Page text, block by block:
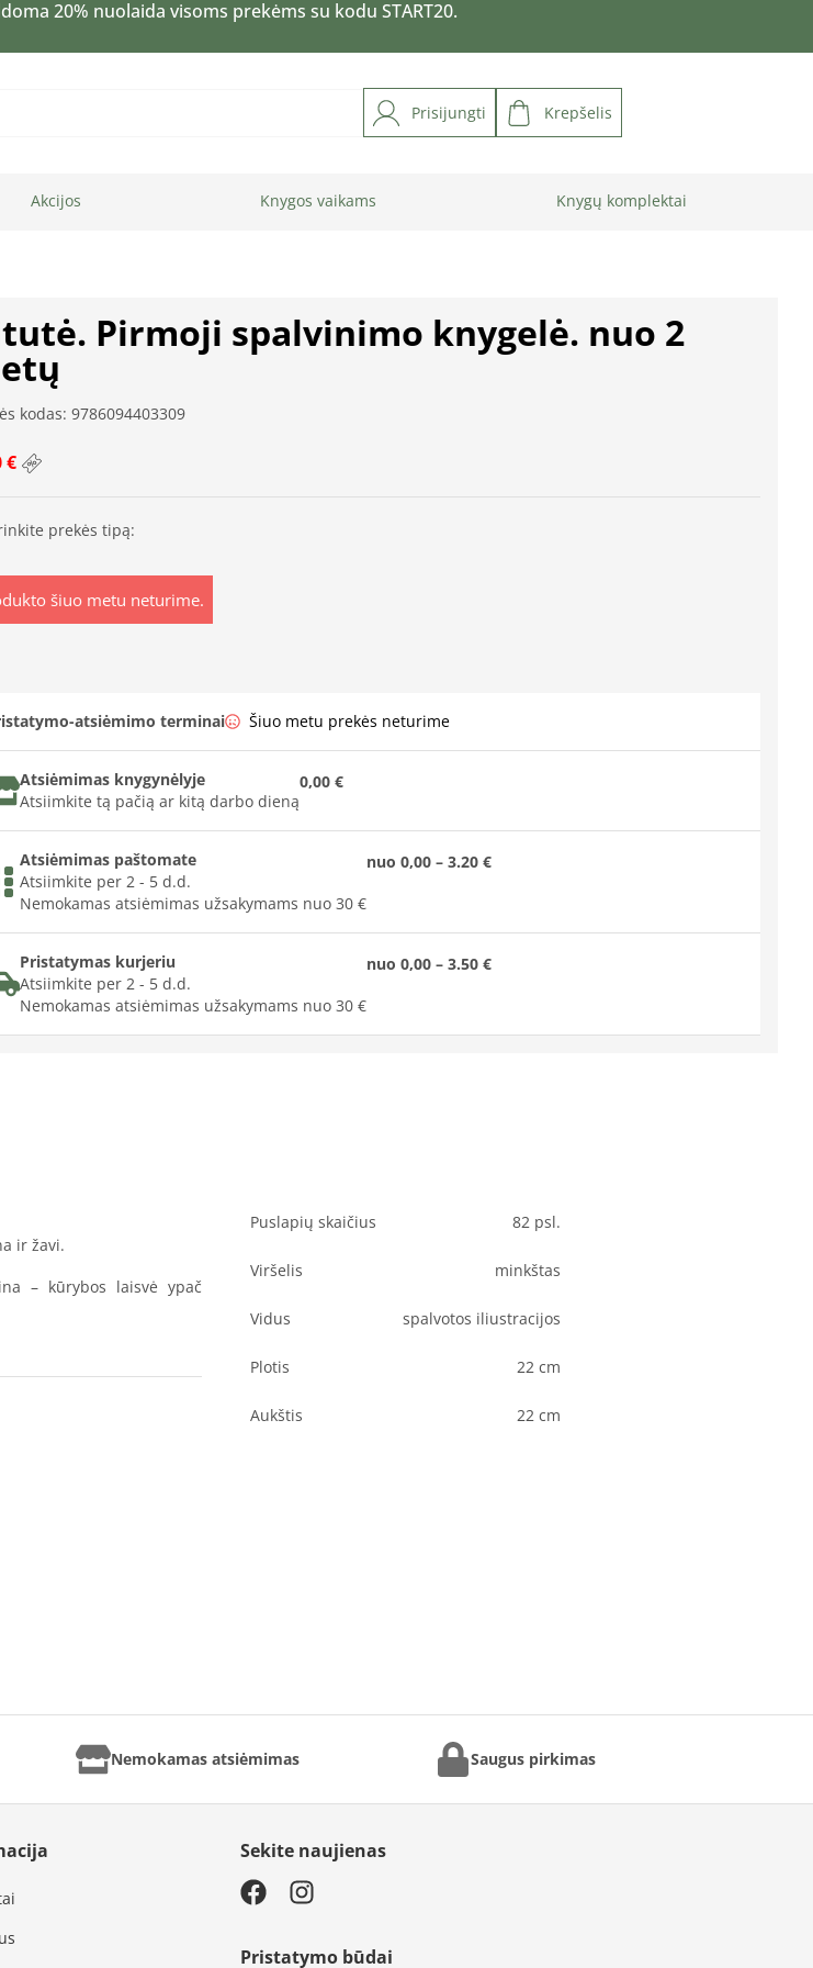
20% nuolaida visoms prekėms su kodu START20.
Prisijungti Krepšelis
Akcijos Knygos vaikams Knygų komplektai
Pirmoji spalvinimo knygelė. nuo 2
kodas: 9786094403309
€
prekės tipą:
šiuo metu neturime.
atsiėmimo terminai Šiuo metu prekės neturime
Atsiėmimas knygynėlyje
Atsiimkite tą pačią ar kitą darbo dieną
0,00 €
Atsiėmimas paštomate
Atsiimkite per 2 - 5 d.d.
Nemokamas atsiėmimas užsakymams nuo 30 €
nuo 0,00 – 3.20 €
Pristatymas kurjeriu
Atsiimkite per 2 - 5 d.d.
Nemokamas atsiėmimas užsakymams nuo 30 €
nuo 0,00 – 3.50 €
ir žavi.
– kūrybos laisvė ypač
Puslapių skaičius 82 psl.
Viršelis minkštas
Vidus spalvotos iliustracijos
Plotis 22 cm
Aukštis 22 cm
Nemokamas atsiėmimas Saugus pirkimas
Sekite naujienas
Pristatymo būdai